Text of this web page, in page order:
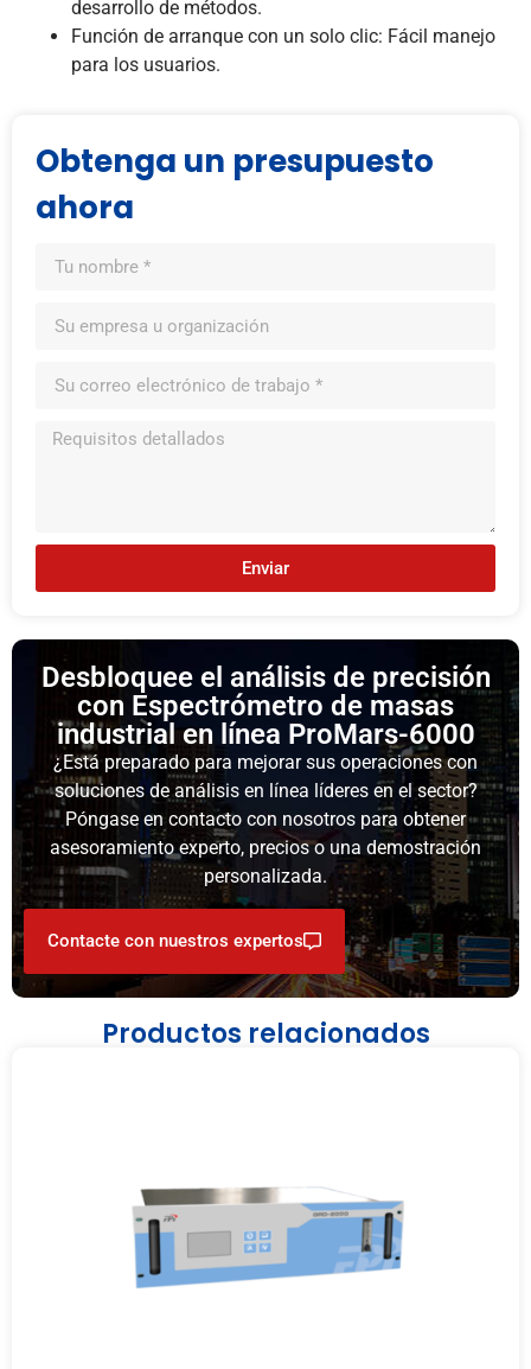
desarrollo de métodos.
Función de arranque con un solo clic: Fácil manejo
para los usuarios.
Obtenga un presupuesto
ahora
Enviar
Desbloquee el análisis de precisión
con Espectrómetro de masas
industrial en línea ProMars-6000
¿Está preparado para mejorar sus operaciones con
soluciones de análisis en línea líderes en el sector?
Póngase en contacto con nosotros para obtener
asesoramiento experto, precios o una demostración
personalizada.
Contacte con nuestros expertos
Productos relacionados